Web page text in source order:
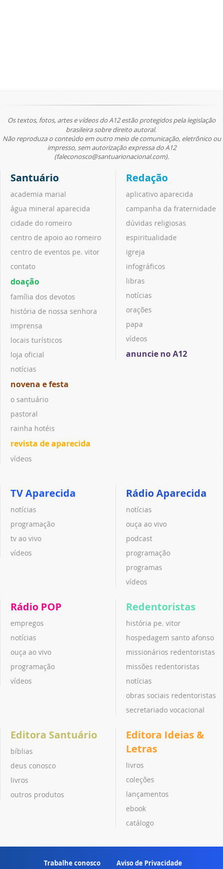
Os textos, fotos, artes e vídeos do A12 estão protegidos pela legislação
brasileira sobre direito autoral.
Não reproduza o conteúdo em outro meio de comunicação, eletrônico ou
impresso, sem autorização expressa do A12
(faleconosco@santuarionacional.com).
Santuário
academia marial
água mineral aparecida
cidade do romeiro
centro de apoio ao romeiro
centro de eventos pe. vitor
contato
doação
família dos devotos
história de nossa senhora
imprensa
locais turísticos
loja oficial
notícias
novena e festa
o santuário
pastoral
rainha hotéis
revista de aparecida
vídeos
Redação
aplicativo aparecida
campanha da fraternidade
dúvidas religiosas
espiritualidade
igreja
infográficos
libras
notícias
orações
papa
vídeos
anuncie no A12
TV Aparecida
notícias
programação
tv ao vivo
vídeos
Rádio Aparecida
notícias
ouça ao vivo
podcast
programação
programas
vídeos
Rádio POP
empregos
notícias
ouça ao vivo
programação
vídeos
Redentoristas
história pe. vitor
hospedagem santo afonso
missionários redentoristas
missões redentoristas
notícias
obras sociais redentoristas
secretariado vocacional
Editora Santuário
bíblias
deus conosco
livros
outros produtos
Editora Ideias &
Letras
livros
coleções
lançamentos
ebook
catálogo
Trabalhe conosco Aviso de Privacidade